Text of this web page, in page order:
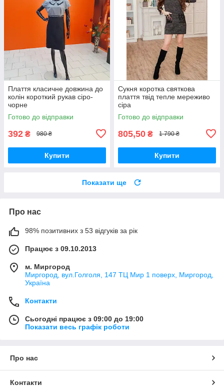
Плаття класичне довжина до
колін короткий рукав сіро-
чорне
Готово до відправки
392 ₴ 980 ₴
Купити
Сукня коротка святкова
плаття твід тепле мереживо
сіра
Готово до відправки
805,50 ₴ 1 790 ₴
Купити
Показати ще
Про нас
98% позитивних з 53 відгуків за рік
Працює з 09.10.2013
м. Миргород
Миргород, вул.Голголя, 147 ТЦ Мир 1 поверх, Миргород,
Україна
Контакти
Сьогодні працює з 09:00 до 19:00
Показати весь графік роботи
Про нас
Контакти